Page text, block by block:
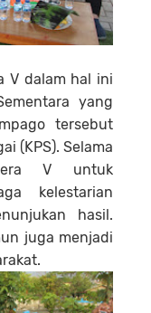
V dalam hal ini
yang
tersebut
(KPS). Selama
V untuk
kelestarian
hasil.
juga menjadi